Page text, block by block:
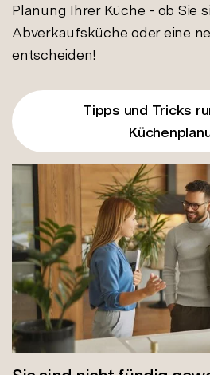
Planung Ihrer Küche - ob Sie
Abverkaufsküche oder eine
entscheiden!
Tipps und Tricks